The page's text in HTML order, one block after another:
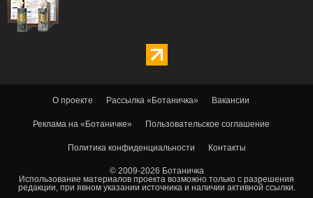
О проекте Рассылка «Ботаничка» Вакансии
Реклама на «Ботаничке» Пользовательское соглашение
Политика конфиденциальности Контакты
© 2009-2026 Ботаничка
Использование материалов проекта возможно только с разрешения
редакции, при явном указании источника и наличии активной ссылки.